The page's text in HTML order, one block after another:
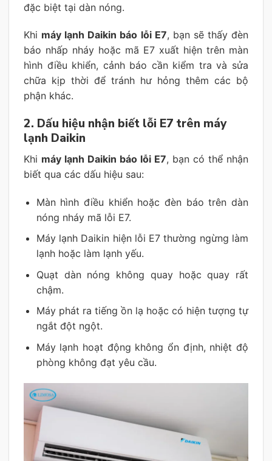
đặc biệt tại dàn nóng.
Khi máy lạnh Daikin báo lỗi E7, bạn sẽ thấy đèn
báo nhấp nháy hoặc mã E7 xuất hiện trên màn
hình điều khiển, cảnh báo cần kiểm tra và sửa
chữa kịp thời để tránh hư hỏng thêm các bộ
phận khác.
2. Dấu hiệu nhận biết lỗi E7 trên máy
lạnh Daikin
Khi máy lạnh Daikin báo lỗi E7, bạn có thể nhận
biết qua các dấu hiệu sau:
Màn hình điều khiển hoặc đèn báo trên dàn
nóng nháy mã lỗi E7.
Máy lạnh Daikin hiện lỗi E7 thường ngừng làm
lạnh hoặc làm lạnh yếu.
Quạt dàn nóng không quay hoặc quay rất
chậm.
Máy phát ra tiếng ồn lạ hoặc có hiện tượng tự
ngắt đột ngột.
Máy lạnh hoạt động không ổn định, nhiệt độ
phòng không đạt yêu cầu.